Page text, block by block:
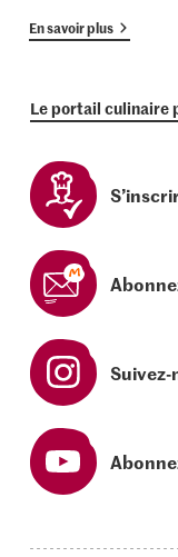
En savoir plus
Le portail culinaire